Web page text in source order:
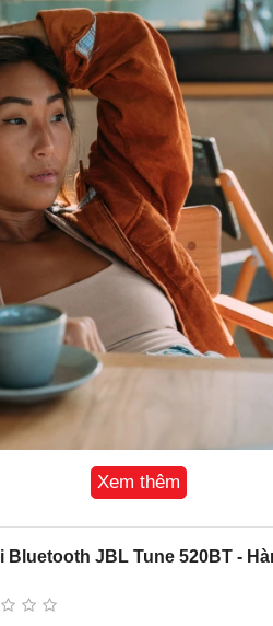
đi bất cứ đâu và bất cứ lúc chỉ
dây.
Xem thêm
Bluetooth JBL Tune 520BT -